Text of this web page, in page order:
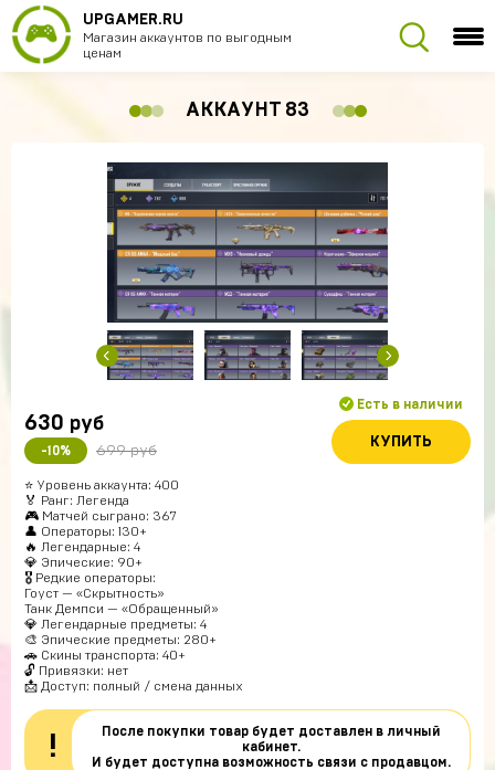
UPGAMER.RU
Магазин аккаунтов по выгодным
ценам
АККАУНТ 83
630 руб
-10% 699 руб
Есть в наличии
КУПИТЬ
⭐ Уровень аккаунта: 400
🏅 Ранг: Легенда
🎮 Матчей сыграно: 367
👤 Операторы: 130+
🔥 Легендарные: 4
💎 Эпические: 90+
🎖 Редкие операторы:
Гоуст — «Скрытность»
Танк Демпси — «Обращенный»
💎 Легендарные предметы: 4
🎨 Эпические предметы: 280+
🚗 Скины транспорта: 40+
🔓 Привязки: нет
📩 Доступ: полный / смена данных
!
После покупки товар будет доставлен в личный
кабинет.
И будет доступна возможность связи с продавцом.